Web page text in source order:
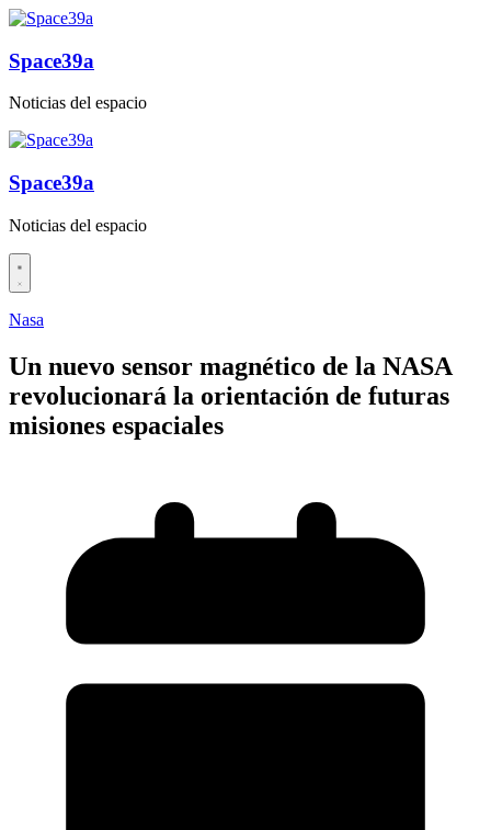
Saltar
contenido
Space39a
Noticias del espacio
Space39a
Noticias del espacio
Nasa
Un nuevo sensor magnético de la NASA
revolucionará la orientación de futuras
misiones espaciales